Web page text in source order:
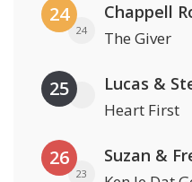
24
24
Chappell
The Giver
25 Lucas &
Heart First
26
23
Suzan &